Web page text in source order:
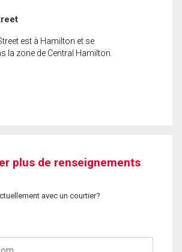
est à Hamilton et se
la zone de Central Hamilton.
plus de renseignements
avec un courtier?